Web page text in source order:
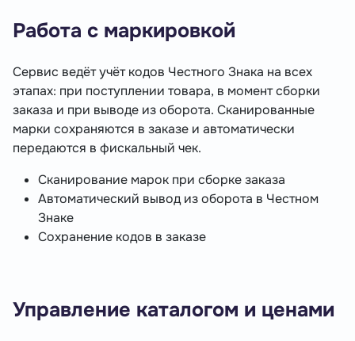
Работа с маркировкой
Сервис ведёт учёт кодов Честного Знака на всех
этапах: при поступлении товара, в момент сборки
заказа и при выводе из оборота. Сканированные
марки сохраняются в заказе и автоматически
передаются в фискальный чек.
Сканирование марок при сборке заказа
Автоматический вывод из оборота в Честном
Знаке
Сохранение кодов в заказе
Управление каталогом и ценами